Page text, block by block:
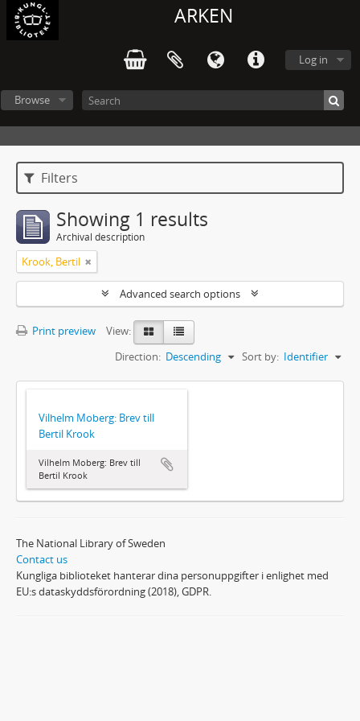
ARKEN
Log in
Browse
Filters
Showing 1 results
Archival description
Krook, Bertil
Advanced search options
Print preview
View:
Sort by: Identifier
Direction: Descending
Vilhelm Moberg: Brev till
Bertil Krook
Vilhelm Moberg: Brev till
Bertil Krook
The National Library of Sweden
Contact us
Kungliga biblioteket hanterar dina personuppgifter i enlighet med
EU:s dataskyddsförordning (2018), GDPR.